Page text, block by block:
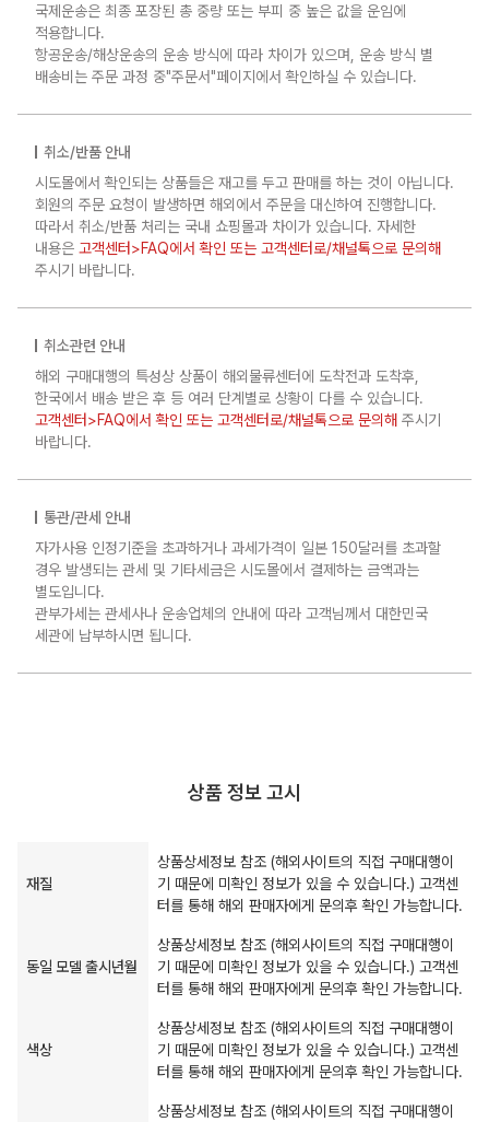
국제운송은 최종 포장된 총 중량 또는 부피 중 높은 값을 운임에
적용합니다.
항공운송/해상운송의 운송 방식에 따라 차이가 있으며, 운송 방식 별
배송비는 주문 과정 중"주문서"페이지에서 확인하실 수 있습니다.
취소/반품 안내
시도몰에서 확인되는 상품들은 재고를 두고 판매를 하는 것이 아닙니다.
회원의 주문 요청이 발생하면 해외에서 주문을 대신하여 진행합니다.
따라서 취소/반품 처리는 국내 쇼핑몰과 차이가 있습니다. 자세한
내용은 고객센터>FAQ에서 확인 또는 고객센터로/채널톡으로 문의해
주시기 바랍니다.
취소관련 안내
해외 구매대행의 특성상 상품이 해외물류센터에 도착전과 도착후,
한국에서 배송 받은 후 등 여러 단계별로 상황이 다를 수 있습니다.
고객센터>FAQ에서 확인 또는 고객센터로/채널톡으로 문의해 주시기
바랍니다.
통관/관세 안내
자가사용 인정기준을 초과하거나 과세가격이 일본 150달러를 초과할
경우 발생되는 관세 및 기타세금은 시도몰에서 결제하는 금액과는
별도입니다.
관부가세는 관세사나 운송업체의 안내에 따라 고객님께서 대한민국
세관에 납부하시면 됩니다.
상품 정보 고시
재질
상품상세정보 참조 (해외사이트의 직접 구매대행이
기 때문에 미확인 정보가 있을 수 있습니다.) 고객센
터를 통해 해외 판매자에게 문의후 확인 가능합니다.
동일 모델 출시년월
상품상세정보 참조 (해외사이트의 직접 구매대행이
기 때문에 미확인 정보가 있을 수 있습니다.) 고객센
터를 통해 해외 판매자에게 문의후 확인 가능합니다.
색상
상품상세정보 참조 (해외사이트의 직접 구매대행이
기 때문에 미확인 정보가 있을 수 있습니다.) 고객센
터를 통해 해외 판매자에게 문의후 확인 가능합니다.
상품상세정보 참조 (해외사이트의 직접 구매대행이